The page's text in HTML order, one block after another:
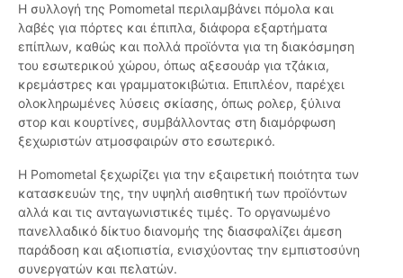
Η συλλογή της Pomometal περιλαμβάνει πόμολα και
λαβές για πόρτες και έπιπλα, διάφορα εξαρτήματα
επίπλων, καθώς και πολλά προϊόντα για τη διακόσμηση
του εσωτερικού χώρου, όπως αξεσουάρ για τζάκια,
κρεμάστρες και γραμματοκιβώτια. Επιπλέον, παρέχει
ολοκληρωμένες λύσεις σκίασης, όπως ρολερ, ξύλινα
στορ και κουρτίνες, συμβάλλοντας στη διαμόρφωση
ξεχωριστών ατμοσφαιρών στο εσωτερικό.
Η Pomometal ξεχωρίζει για την εξαιρετική ποιότητα των
κατασκευών της, την υψηλή αισθητική των προϊόντων
αλλά και τις ανταγωνιστικές τιμές. Το οργανωμένο
πανελλαδικό δίκτυο διανομής της διασφαλίζει άμεση
παράδοση και αξιοπιστία, ενισχύοντας την εμπιστοσύνη
συνεργατών και πελατών.